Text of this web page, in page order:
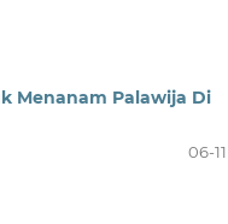
Menanam Palawija Di
06-11